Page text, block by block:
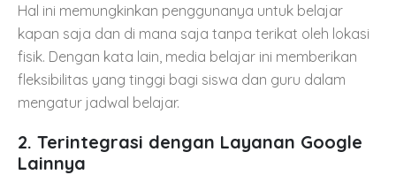
Hal ini memungkinkan penggunanya untuk belajar
kapan saja dan di mana saja tanpa terikat oleh lokasi
fisik. Dengan kata lain, media belajar ini memberikan
fleksibilitas yang tinggi bagi siswa dan guru dalam
mengatur jadwal belajar.
2. Terintegrasi dengan Layanan Google
Lainnya